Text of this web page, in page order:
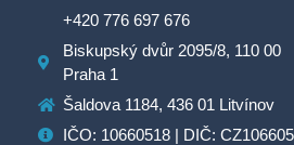
+420 776 697 676
Biskupský dvůr 2095/8, 110 00
Praha 1
Šaldova 1184, 436 01 Litvínov
IČO: 10660518 | DIČ: